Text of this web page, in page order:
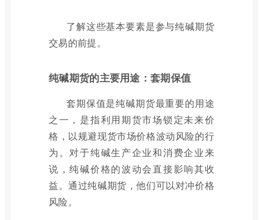
了解这些基本要素是参与纯碱期货
交易的前提。
纯碱期货的主要用途：套期保值
套期保值是纯碱期货最重要的用途
之一，是指利用期货市场锁定未来价
格，以规避现货市场价格波动风险的行
为。对于纯碱生产企业和消费企业来
说，纯碱价格的波动会直接影响其收
益。通过纯碱期货，他们可以对冲价格
风险。